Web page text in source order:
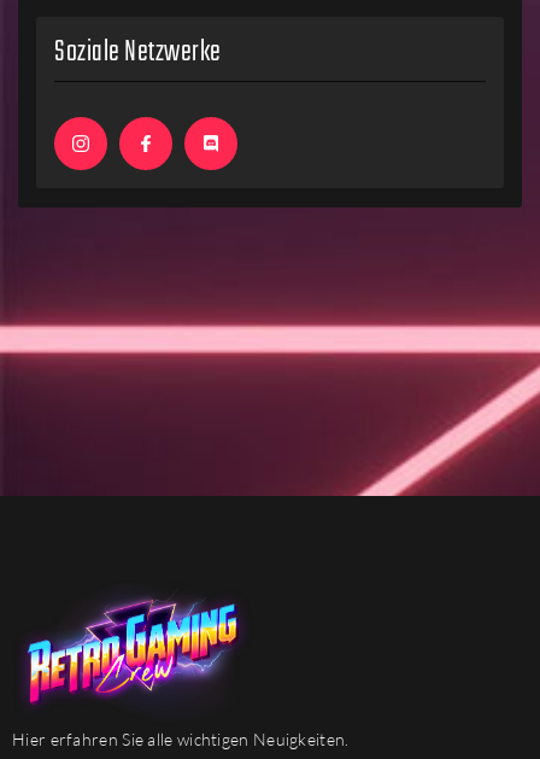
Soziale Netzwerke
Hier erfahren Sie alle wichtigen Neuigkeiten.